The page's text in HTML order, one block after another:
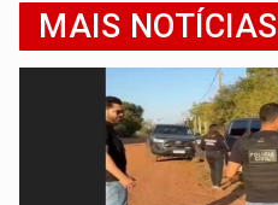
MAIS NOTÍCIAS